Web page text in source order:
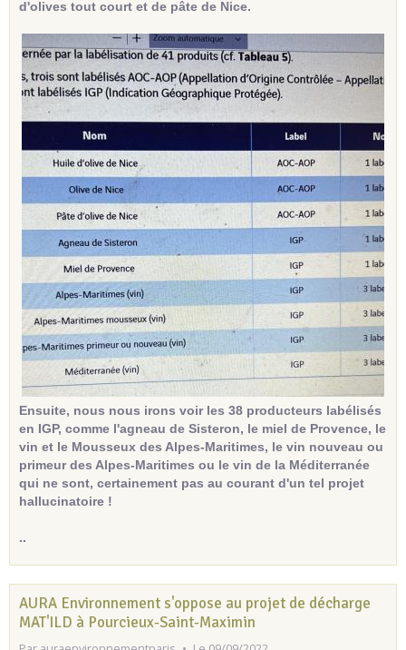
d'olives tout court et de pâte de Nice.
Ensuite, nous nous irons voir les 38 producteurs labélisés
en IGP, comme l'agneau de Sisteron, le miel de Provence, le
vin et le Mousseux des Alpes-Maritimes, le vin nouveau ou
primeur des Alpes-Maritimes ou le vin de la Méditerranée
qui ne sont, certainement pas au courant d'un tel projet
hallucinatoire !
..
AURA Environnement s'oppose au projet de décharge
MAT'ILD à Pourcieux-Saint-Maximin